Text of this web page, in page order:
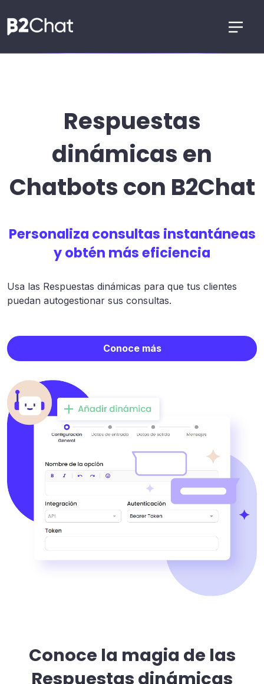
Respuestas
dinámicas en
Chatbots con B2Chat
Personaliza consultas instantáneas
y obtén más eficiencia
Usa las Respuestas dinámicas para que tus clientes
puedan autogestionar sus consultas.
Conoce más
Conoce la magia de las
Respuestas dinámicas